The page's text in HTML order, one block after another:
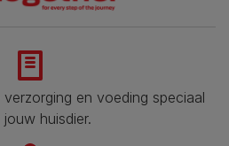
en voeding speciaal
huisdier​.